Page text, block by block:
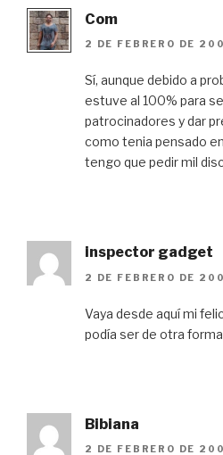
Com
2 DE FEBRERO DE
Sí, aunque debido a
estuve al 100% para
patrocinadores y dar
como tenia pensado
tengo que pedir mil
inspector gadget
2 DE FEBRERO DE
Vaya desde aquí mi
podía ser de otra
Bibiana
2 DE FEBRERO DE